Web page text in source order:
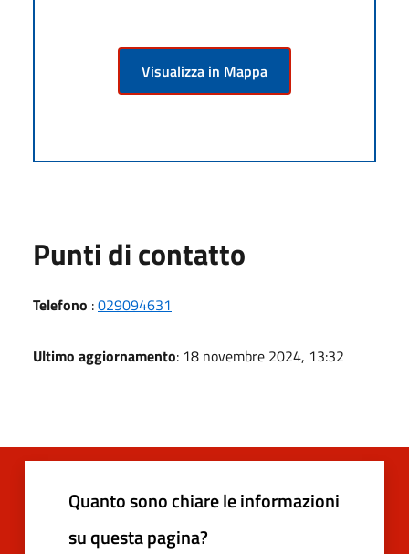
Visualizza in Mappa
Punti di contatto
Telefono :029094631
Ultimo aggiornamento: 18 novembre 2024, 13:32
Quanto sono chiare le informazioni
su questa pagina?